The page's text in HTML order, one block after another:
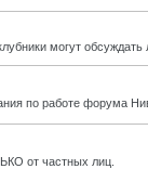
могут
по работе форума
от частных лиц.